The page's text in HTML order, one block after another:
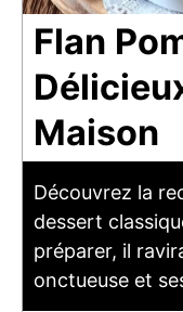
Flan
Maison
Découvrez la
dessert
préparer, il
onctueuse et